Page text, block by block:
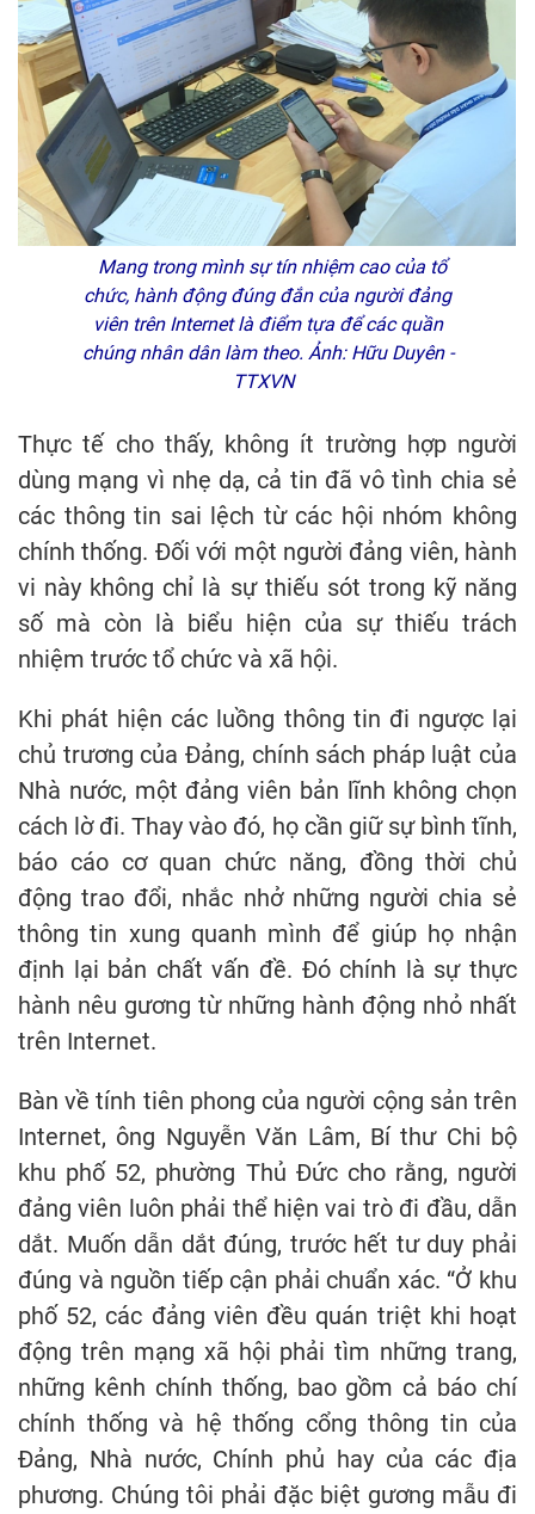
Mang trong mình sự tín nhiệm cao của tổ
chức, hành động đúng đắn của người đảng
viên trên Internet là điểm tựa để các quần
chúng nhân dân làm theo. Ảnh: Hữu Duyên -
TTXVN
Thực tế cho thấy, không ít trường hợp người
dùng mạng vì nhẹ dạ, cả tin đã vô tình chia sẻ
các thông tin sai lệch từ các hội nhóm không
chính thống. Đối với một người đảng viên, hành
vi này không chỉ là sự thiếu sót trong kỹ năng
số mà còn là biểu hiện của sự thiếu trách
nhiệm trước tổ chức và xã hội.
Khi phát hiện các luồng thông tin đi ngược lại
chủ trương của Đảng, chính sách pháp luật của
Nhà nước, một đảng viên bản lĩnh không chọn
cách lờ đi. Thay vào đó, họ cần giữ sự bình tĩnh,
báo cáo cơ quan chức năng, đồng thời chủ
động trao đổi, nhắc nhở những người chia sẻ
thông tin xung quanh mình để giúp họ nhận
định lại bản chất vấn đề. Đó chính là sự thực
hành nêu gương từ những hành động nhỏ nhất
trên Internet.
Bàn về tính tiên phong của người cộng sản trên
Internet, ông Nguyễn Văn Lâm, Bí thư Chi bộ
khu phố 52, phường Thủ Đức cho rằng, người
đảng viên luôn phải thể hiện vai trò đi đầu, dẫn
dắt. Muốn dẫn dắt đúng, trước hết tư duy phải
đúng và nguồn tiếp cận phải chuẩn xác. “Ở khu
phố 52, các đảng viên đều quán triệt khi hoạt
động trên mạng xã hội phải tìm những trang,
những kênh chính thống, bao gồm cả báo chí
chính thống và hệ thống cổng thông tin của
Đảng, Nhà nước, Chính phủ hay của các địa
phương. Chúng tôi phải đặc biệt gương mẫu đi